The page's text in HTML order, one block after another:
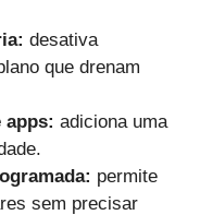
desativa
que drenam
apps: adiciona uma
permite
sem precisar